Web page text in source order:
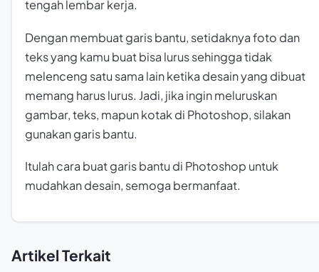
tengah lembar kerja.
Dengan membuat garis bantu, setidaknya foto dan
teks yang kamu buat bisa lurus sehingga tidak
melenceng satu sama lain ketika desain yang dibuat
memang harus lurus. Jadi, jika ingin meluruskan
gambar, teks, mapun kotak di Photoshop, silakan
gunakan garis bantu.
Itulah cara buat garis bantu di Photoshop untuk
mudahkan desain, semoga bermanfaat.
Artikel Terkait